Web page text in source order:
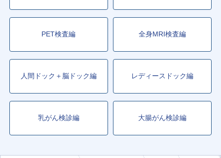
PET検査編 全身MRI検査編
人間ドック＋脳ドック編 レディースドック編
乳がん検診編 大腸がん検診編